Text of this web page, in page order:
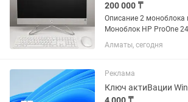
200 000 ₸
Описание 2 моноблока
Моноблок HP ProOne
интегрированные и
автоматизированные
BIOSphere 6-го
повысить...
Алматы, сегодня
Реклама
Ключ актиВации